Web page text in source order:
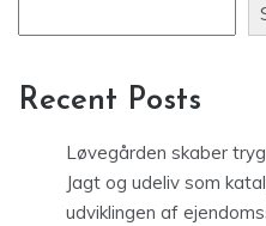
Recent Posts
Løvegården skaber
Jagt og udeliv som
udviklingen af